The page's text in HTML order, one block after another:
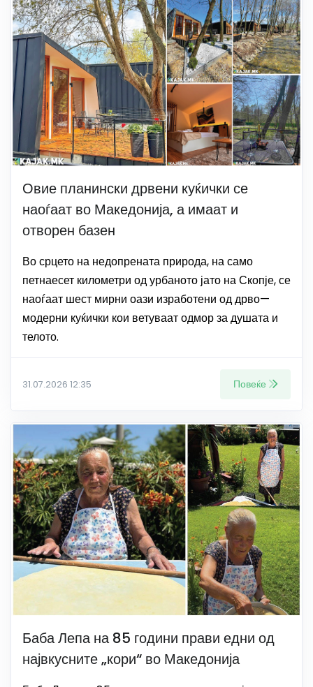
Овие планински дрвени куќички се
наоѓаат во Македонија, а имаат и
отворен базен
Во срцето на недопрената природа, на само
петнаесет километри од урбаното јато на Скопје, се
наоѓаат шест мирни оази изработени од дрво—
модерни куќички кои ветуваат одмор за душата и
телото.
31.07.2026 12:35 Повеќе
Баба Лепа на 85 години прави едни од
највкусните „кори“ во Македонија